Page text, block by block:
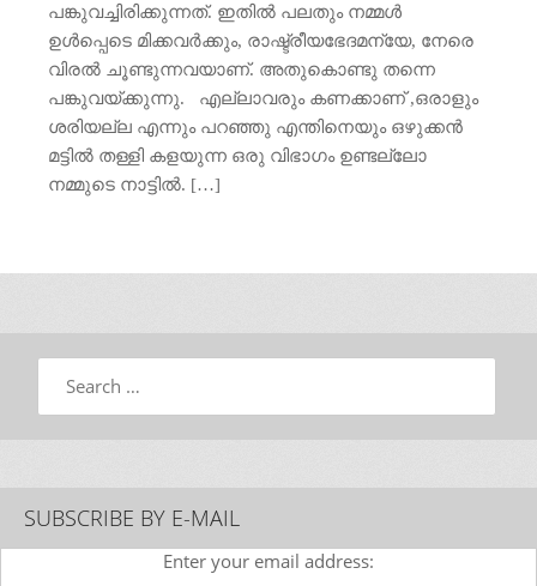
പങ്കുവച്ചിരിക്കുന്നത്. ഇതില്‍ പലതും നമ്മള്‍
ഉള്‍പ്പെടെ മിക്കവര്‍ക്കും, രാഷ്ട്രീയഭേദമന്യേ, നേരെ
വിരല്‍ ചൂണ്ടുന്നവയാണ്. അതുകൊണ്ടു തന്നെ
പങ്കുവയ്ക്കുന്നു. എല്ലാവരും കണക്കാണ് ,ഒരാളും
ശരിയല്ല എന്നും പറഞ്ഞു എന്തിനെയും ഒഴുക്കന്‍
മട്ടില്‍ തള്ളി കളയുന്ന ഒരു വിഭാഗം ഉണ്ടല്ലോ
നമ്മുടെ നാട്ടില്‍. […]
Search
SUBSCRIBE BY E-MAIL
Enter your email address: